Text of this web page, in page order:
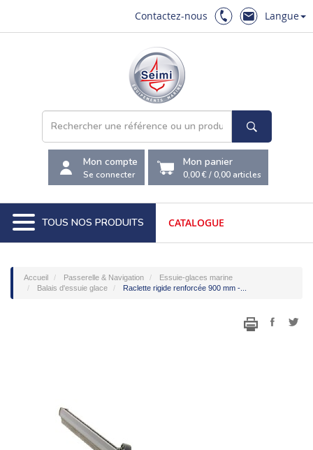
Contactez-nous Langue
Mon compte
Se connecter
Mon panier
0,00 €/0,00 articles
TOUS NOS PRODUITS CATALOGUE
Accueil Passerelle & Navigation
Essuie-glaces marine
Balais d'essuie glace
Raclette rigide renforcée 900 mm -...